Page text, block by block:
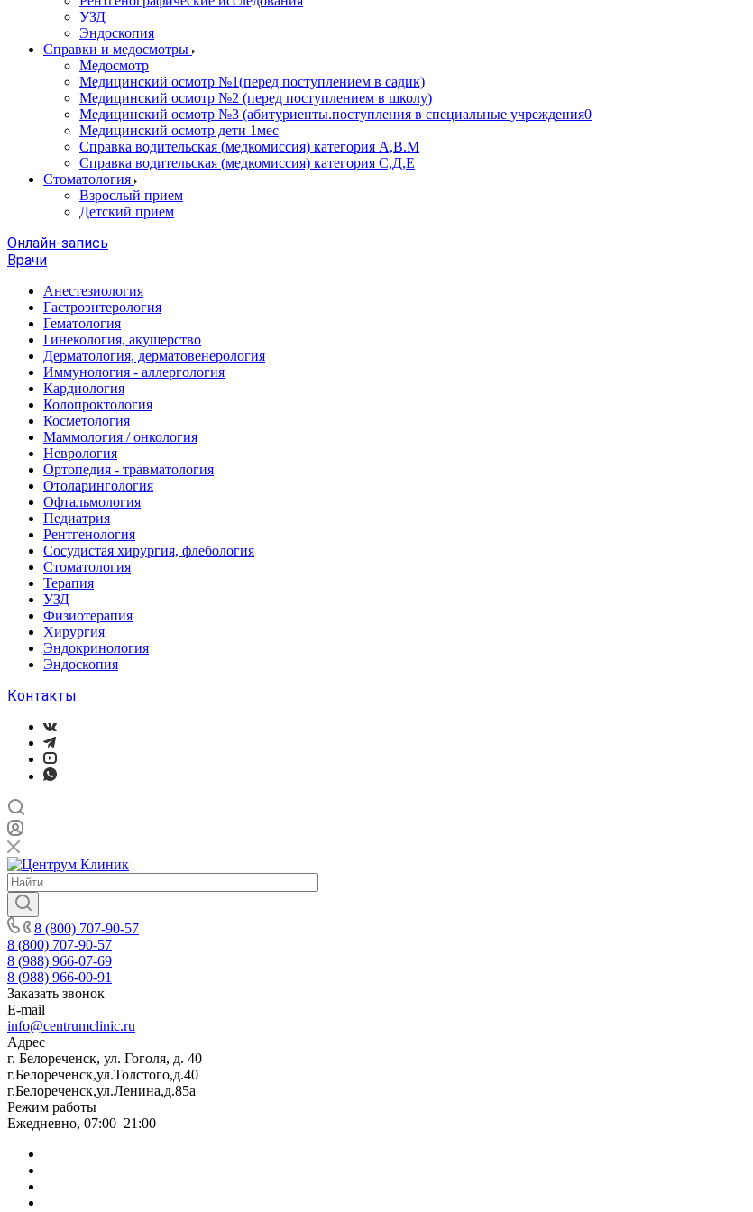
УЗД
Эндоскопия
Справки и медосмотры
Медосмотр
Медицинский осмотр №1(перед поступлением в садик)
Медицинский осмотр №2 (перед поступлением в школу)
Медицинский осмотр №3 (абитуриенты.поступления в специальные учреждения0
Медицинский осмотр дети 1мес
Справка водительская (медкомиссия) категория А,В.М
Справка водительская (медкомиссия) категория С,Д,Е
Стоматология
Взрослый прием
Детский прием
Онлайн-запись
Врачи
Анестезиология
Гастроэнтерология
Гематология
Гинекология, акушерство
Дерматология, дерматовенерология
Иммунология - аллергология
Кардиология
Колопроктология
Косметология
Маммология / онкология
Неврология
Ортопедия - травматология
Отоларингология
Офтальмология
Педиатрия
Рентгенология
Сосудистая хирургия, флебология
Стоматология
Терапия
УЗД
Физиотерапия
Хирургия
Эндокринология
Эндоскопия
Контакты
8 (800) 707-90-57
8 (800) 707-90-57
8 (988) 966-07-69
8 (988) 966-00-91
Заказать звонок
E-mail
info@centrumclinic.ru
Адрес
г. Белореченск, ул. Гоголя, д. 40
г.Белореченск,ул.Толстого,д.40
г.Белореченск,ул.Ленина,д.85а
Режим работы
Ежедневно, 07:00–21:00